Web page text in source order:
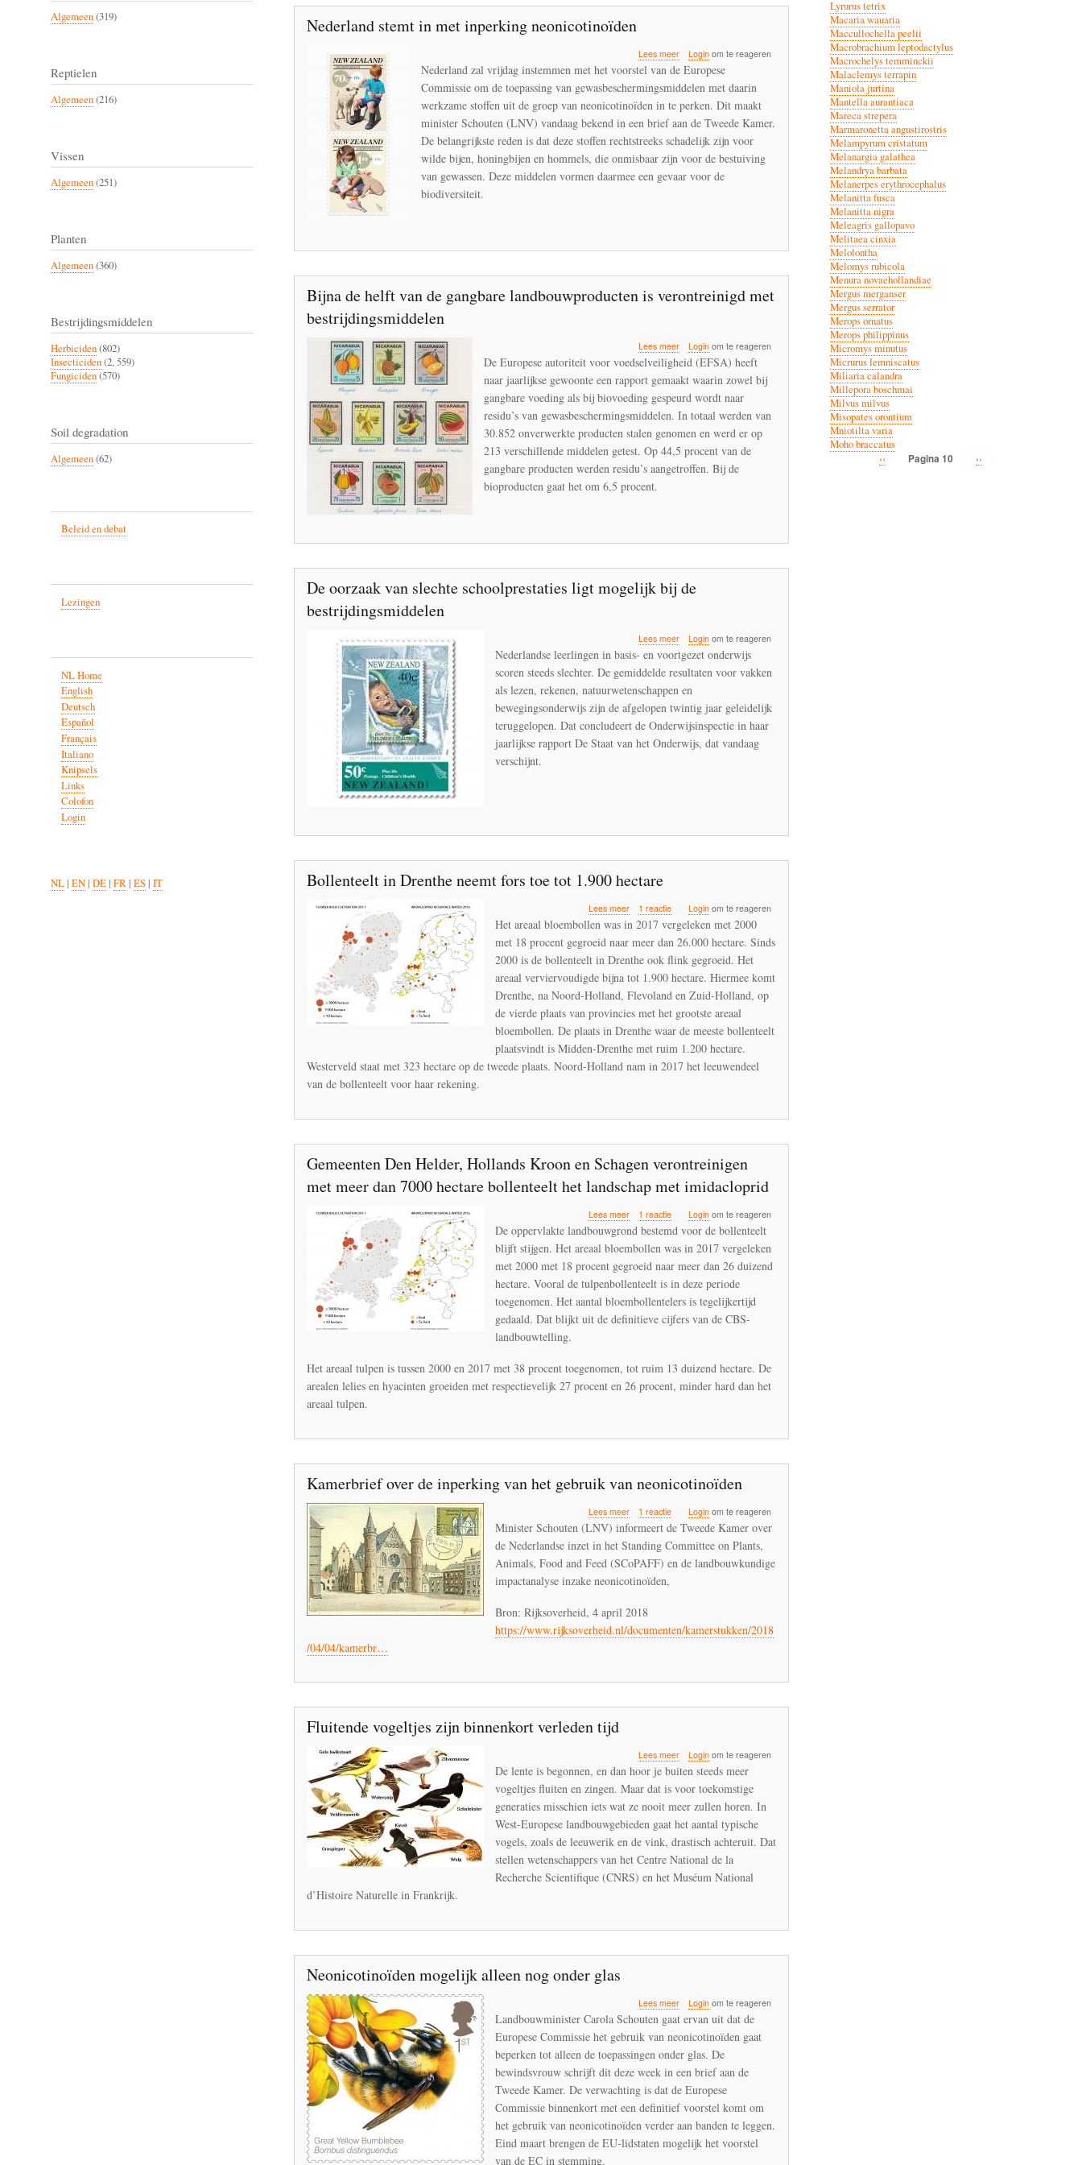
Nederland stemt in met inperking neonicotinoïden
Lees meer over
Nederland
in
met
inperking
neonicotinoïden
Login om te reageren
Nederland zal vrijdag instemmen met het voorstel van de Europese
Commissie om de toepassing van gewasbeschermingsmiddelen met daarin
werkzame stoffen uit de groep van neonicotinoïden in te perken. Dit maakt
minister Schouten (LNV) vandaag bekend in een brief aan de Tweede Kamer.
De belangrijkste reden is dat deze stoffen rechtstreeks schadelijk zijn voor
wilde bijen, honingbijen en hommels, die onmisbaar zijn voor de bestuiving
van gewassen. Deze middelen vormen daarmee een gevaar voor de
biodiversiteit.
Bijna de helft van de gangbare landbouwproducten is verontreinigd met
bestrijdingsmiddelen
Lees meer over
Bijna
helft
van
de
landbouwproducten
is
verontreinigd
Login om te reageren
De Europese autoriteit voor voedselveiligheid (EFSA) heeft
naar jaarlijkse gewoonte een rapport gemaakt waarin zowel bij
gangbare voeding als bij biovoeding gespeurd wordt naar
residu’s van gewasbeschermingsmiddelen. In totaal werden van
30.852 onverwerkte producten stalen genomen en werd er op
213 verschillende middelen getest. Op 44,5 procent van de
gangbare producten werden residu’s aangetroffen. Bij de
bioproducten gaat het om 6,5 procent.
De oorzaak van slechte schoolprestaties ligt mogelijk bij de
bestrijdingsmiddelen
Lees meer over
De
oorzaak
van
slechte
schoolprestaties
ligt
mogelijk
bij
Login om te reageren
Nederlandse leerlingen in basis- en voortgezet onderwijs
scoren steeds slechter. De gemiddelde resultaten voor vakken
als lezen, rekenen, natuurwetenschappen en
bewegingsonderwijs zijn de afgelopen twintig jaar geleidelijk
teruggelopen. Dat concludeert de Onderwijsinspectie in haar
jaarlijkse rapport De Staat van het Onderwijs, dat vandaag
verschijnt.
Bollenteelt in Drenthe neemt fors toe tot 1.900 hectare
Lees meer over
Bollenteelt
Drenthe
neemt
fors
toe
tot
1.900
hectare
1 reactie Login om te reageren
Het areaal bloembollen was in 2017 vergeleken met 2000
met 18 procent gegroeid naar meer dan 26.000 hectare. Sinds
2000 is de bollenteelt in Drenthe ook flink gegroeid. Het
areaal verviervoudigde bijna tot 1.900 hectare. Hiermee komt
Drenthe, na Noord-Holland, Flevoland en Zuid-Holland, op
de vierde plaats van provincies met het grootste areaal
bloembollen. De plaats in Drenthe waar de meeste bollenteelt
plaatsvindt is Midden-Drenthe met ruim 1.200 hectare.
Westerveld staat met 323 hectare op de tweede plaats. Noord-Holland nam in 2017 het leeuwendeel
van de bollenteelt voor haar rekening.
Gemeenten Den Helder, Hollands Kroon en Schagen verontreinigen
met meer dan 7000 hectare bollenteelt het landschap met imidacloprid
Lees meer over
Gemeenten
Helder,
Hollands
Kroon
en
Schagen
verontreinigen
dan
hectare
1 reactie Login om te reageren
De oppervlakte landbouwgrond bestemd voor de bollenteelt
blijft stijgen. Het areaal bloembollen was in 2017 vergeleken
met 2000 met 18 procent gegroeid naar meer dan 26 duizend
hectare. Vooral de tulpenbollenteelt is in deze periode
toegenomen. Het aantal bloembollentelers is tegelijkertijd
gedaald. Dat blijkt uit de definitieve cijfers van de CBS-
landbouwtelling.
Het areaal tulpen is tussen 2000 en 2017 met 38 procent toegenomen, tot ruim 13 duizend hectare. De
arealen lelies en hyacinten groeiden met respectievelijk 27 procent en 26 procent, minder hard dan het
areaal tulpen.
Kamerbrief over de inperking van het gebruik van neonicotinoïden
Lees meer over
Kamerbrief
de
inperking
van
van
neonicotinoïden
1 reactie Login om te reageren
Minister Schouten (LNV) informeert de Tweede Kamer over
de Nederlandse inzet in het Standing Committee on Plants,
Animals, Food and Feed (SCoPAFF) en de landbouwkundige
impactanalyse inzake neonicotinoïden,
Bron: Rijksoverheid, 4 april 2018
https://www.rijksoverheid.nl/documenten/kamerstukken/2018
/04/04/kamerbr…
Fluitende vogeltjes zijn binnenkort verleden tijd
Lees meer over
Fluitende
zijn
binnenkort
verleden
Login om te reageren
De lente is begonnen, en dan hoor je buiten steeds meer
vogeltjes fluiten en zingen. Maar dat is voor toekomstige
generaties misschien iets wat ze nooit meer zullen horen. In
West-Europese landbouwgebieden gaat het aantal typische
vogels, zoals de leeuwerik en de vink, drastisch achteruit. Dat
stellen wetenschappers van het Centre National de la
Recherche Scientifique (CNRS) en het Muséum National
d’Histoire Naturelle in Frankrijk.
Neonicotinoïden mogelijk alleen nog onder glas
Lees meer over
Neonicotinoïden
alleen
nog
onder
glas
Login om te reageren
Landbouwminister Carola Schouten gaat ervan uit dat de
Europese Commissie het gebruik van neonicotinoïden gaat
beperken tot alleen de toepassingen onder glas. De
bewindsvrouw schrijft dit deze week in een brief aan de
Tweede Kamer. De verwachting is dat de Europese
Commissie binnenkort met een definitief voorstel komt om
het gebruik van neonicotinoïden verder aan banden te leggen.
Eind maart brengen de EU-lidstaten mogelijk het voorstel
van de EC in stemming.
Algemeen(319)
Reptielen
Algemeen(216)
Vissen
Algemeen(251)
Planten
Algemeen(360)
Bestrijdingsmiddelen
Herbiciden(802)
Insecticiden(2, 559)
Fungiciden(570)
Soil degradation
Algemeen(62)
Beleid en debat
Lezingen
NL Home
English
Deutsch
Español
Français
Italiano
Knipsels
Links
Colofon
Login
NL| EN| DE| FR| ES| IT
Lyrurus tetrix
Macaria wauaria
Maccullochella peelii
Macrobrachium leptodactylus
Macrochelys temminckii
Malaclemys terrapin
Maniola jurtina
Mantella aurantiaca
Mareca strepera
Marmaronetta angustirostris
Melampyrum cristatum
Melanargia galathea
Melandrya barbata
Melanerpes erythrocephalus
Melanitta fusca
Melanitta nigra
Meleagris gallopavo
Melitaea cinxia
Melolontha
Melomys rubicola
Menura novaehollandiae
Mergus merganser
Mergus serrator
Merops ornatus
Merops philippinus
Micromys minutus
Micrurus lemniscatus
Miliaria calandra
Millepora boschmai
Milvus milvus
Misopates orontium
Mniotilta varia
Moho braccatus
Vorige
‹‹ Pagina 10
Volgende
››